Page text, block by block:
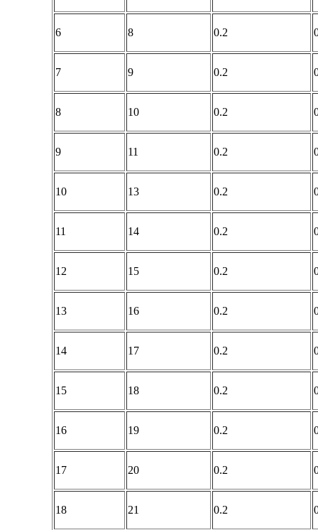
6 8 0.2
7 9 0.2
8 10 0.2
9 11 0.2
10 13 0.2
11 14 0.2
12 15 0.2
13 16 0.2
14 17 0.2
15 18 0.2
16 19 0.2
17 20 0.2
18 21 0.2